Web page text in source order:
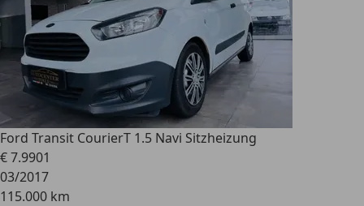
Ford Transit CourierT 1.5 Navi Sitzheizung
€ 7.9901
03/2017
115.000 km